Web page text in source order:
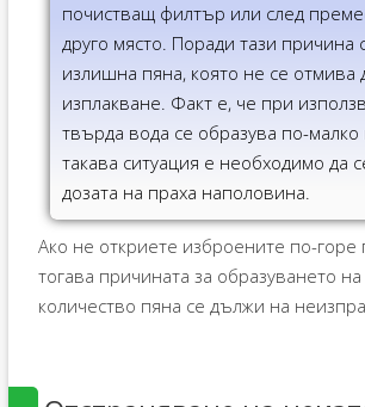
почистващ филтър или след
друго място. Поради тази причина
излишна пяна, която не се отмива
изплакване. Факт е, че при
твърда вода се образува по-малко
такава ситуация е необходимо да
дозата на праха наполовина.
Ако не откриете изброените по-горе
тогава причината за образуването
количество пяна се дължи на